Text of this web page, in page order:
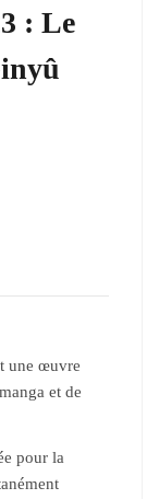
: Le
une œuvre
et de
pour la